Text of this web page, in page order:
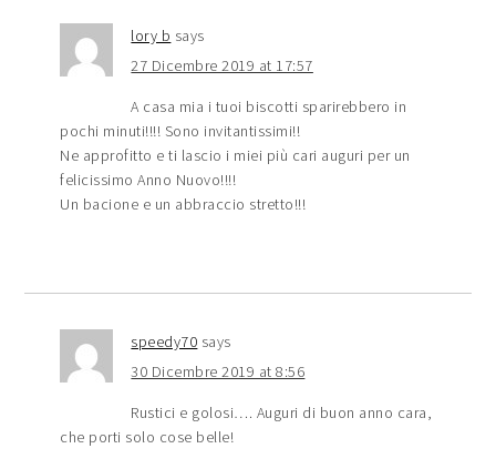
lory b says
27 Dicembre 2019 at 17:57
A casa mia i tuoi biscotti sparirebbero in
pochi minuti!!!! Sono invitantissimi!!
Ne approfitto e ti lascio i miei più cari auguri per un
felicissimo Anno Nuovo!!!!
Un bacione e un abbraccio stretto!!!
speedy70 says
30 Dicembre 2019 at 8:56
Rustici e golosi…. Auguri di buon anno cara,
che porti solo cose belle!